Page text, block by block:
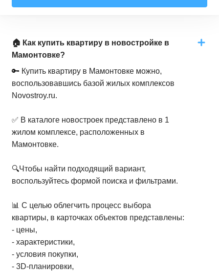
🏠 Как купить квартиру в новостройке в
Мамонтовке?
🔑 Купить квартиру в Мамонтовке можно,
воспользовавшись базой жилых комплексов
Novostroy.ru.
✅ В каталоге новостроек представлено в 1
жилом комплексе, расположенных в
Мамонтовке.
🔍Чтобы найти подходящий вариант,
воспользуйтесь формой поиска и фильтрами.
📊 С целью облегчить процесс выбора
квартиры, в карточках объектов представлены:
- цены,
- характеристики,
- условия покупки,
- 3D-планировки,